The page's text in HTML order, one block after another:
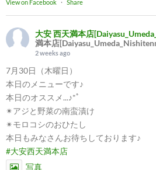
View on Facebook · Share
大安 西天満本店
満本店
2 weeks ago
7月30日（木曜日）
本日のメニューです♪
本日のオススメ...♪*ﾟ
✴︎アジと野菜の南蛮漬け
✴︎モロコシのおひたし
本日もみなさんお待ちしております♪
#大安西天満本店
写真